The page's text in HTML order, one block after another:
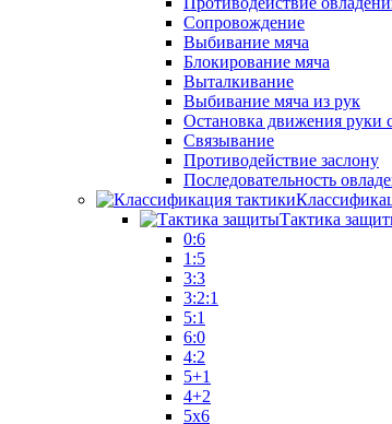
Сопровождение
Выбивание мяча
Блокирование мяча
Выталкивание
Выбивание мяча из рук
Остановка движения руки
Связывание
Противодействие заслону
Последовательность
Тактика
0:6
1:5
3:3
3:2:1
5:1
6:0
4:2
5+1
4+2
5x6